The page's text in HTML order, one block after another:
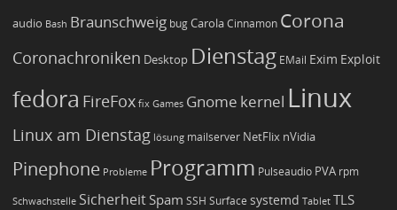
audio Bash Braunschweig bugCarola Cinnamon Corona
Coronachroniken Desktop Dienstag EMail Exim Exploit
fedora FireFox fix Games Gnome kernel Linux
Linux am Dienstag lösung mailserver NetFlix nVidia
Pinephone Probleme Programm Pulseaudio PVA rpm
Schwachstelle Sicherheit Spam SSH Surface systemd Tablet TLS